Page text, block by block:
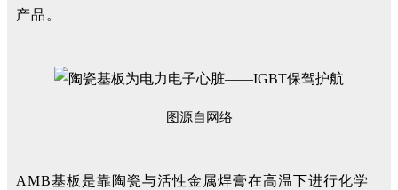
产品。
图源自网络
AMB基板是靠陶瓷与活性金属焊膏在高温下进行化学